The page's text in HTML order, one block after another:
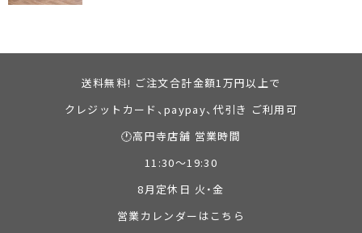
送料無料! ご注文合計金額1万円以上で
クレジットカード、paypay、代引き ご利用可
🕐高円寺店舗 営業時間
11:30～19:30
8月定休日 火・金
営業カレンダーはこちら